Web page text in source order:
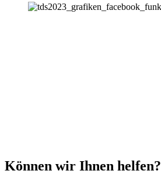
Können wir Ihnen helfen?